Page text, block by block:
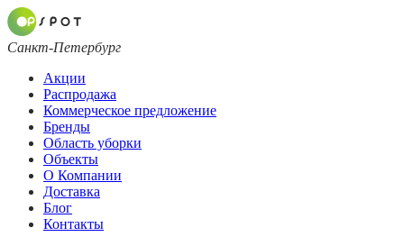
Санкт-Петербург
Акции
Распродажа
Коммерческое предложение
Бренды
Область уборки
Объекты
О Компании
Доставка
Блог
Контакты